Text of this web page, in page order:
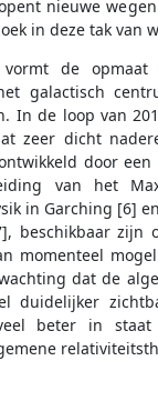
nieuwe
in deze tak van
vormt de
galactisch
In de loop van
zeer dicht
door
van het
in Garching [6]
beschikbaar zijn
momenteel
dat de
duidelijker
beter in